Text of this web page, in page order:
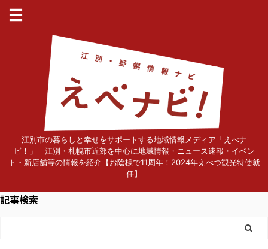
江別市の暮らしと幸せをサポートする地域情報メディア「えべナ
ビ！」 江別・札幌市近郊を中心に地域情報・ニュース速報・イベン
ト・新店舗等の情報を紹介【お陰様で11周年！2024年えべつ観光特使就
任】
記事検索